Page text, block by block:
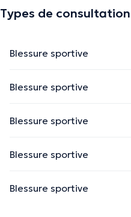
Types de consultation
Blessure sportive
Blessure sportive
Blessure sportive
Blessure sportive
Blessure sportive